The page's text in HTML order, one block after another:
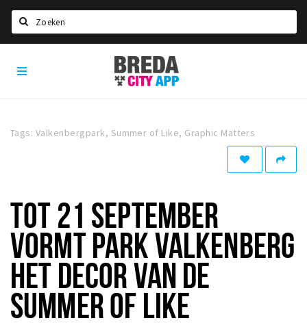
Home
Eten
Drinken
Slapen
Recreatief
Winkels
Breda
City
App
Tags: Valkenbergpark, Summer of Like, Graphic Matters
TOT 21 SEPTEMBER
VORMT PARK VALKENBERG
HET DECOR VAN DE
SUMMER OF LIKE